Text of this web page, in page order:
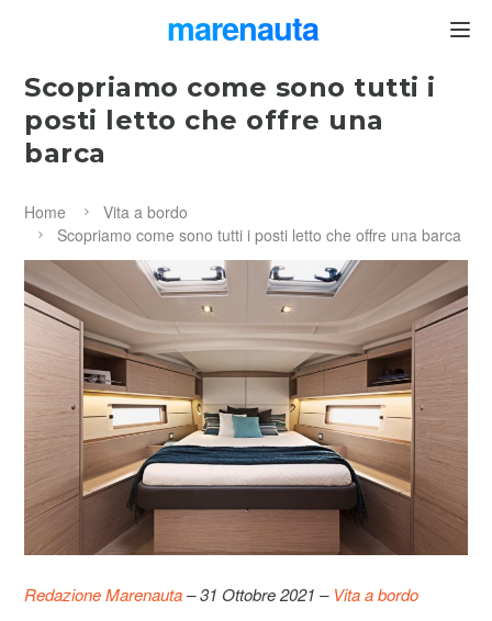
marenauta
Scopriamo come sono tutti i
posti letto che offre una
barca
Home
Vita a bordo
Scopriamo come sono tutti i posti letto che offre una barca
Redazione Marenauta– 31 Ottobre 2021 – Vita a bordo